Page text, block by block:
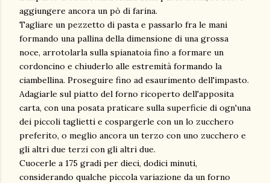
aggiungere ancora un pò di farina.
Tagliare un pezzetto di pasta e passarlo fra le mani
formando una pallina della dimensione di una grossa
noce, arrotolarla sulla spianatoia fino a formare un
cordoncino e chiuderlo alle estremità formando la
ciambellina. Proseguire fino ad esaurimento dell'impasto.
Adagiarle sul piatto del forno ricoperto dell'apposita
carta, con una posata praticare sulla superficie di ogn'una
dei piccoli taglietti e cospargerle con un lo zucchero
preferito, o meglio ancora un terzo con uno zucchero e
gli altri due terzi con gli altri due.
Cuocerle a 175 gradi per dieci, dodici minuti,
considerando qualche piccola variazione da un forno